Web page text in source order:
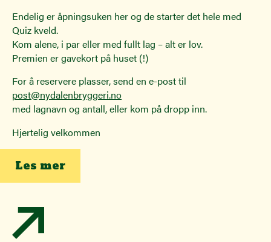
Endelig er åpningsuken her og de starter det hele med
Quiz kveld.
Kom alene, i par eller med fullt lag – alt er lov.
Premien er gavekort på huset (!)
For å reservere plasser, send en e-post til
post@nydalenbryggeri.no
med lagnavn og antall, eller kom på dropp inn.
Hjertelig velkommen
Les mer